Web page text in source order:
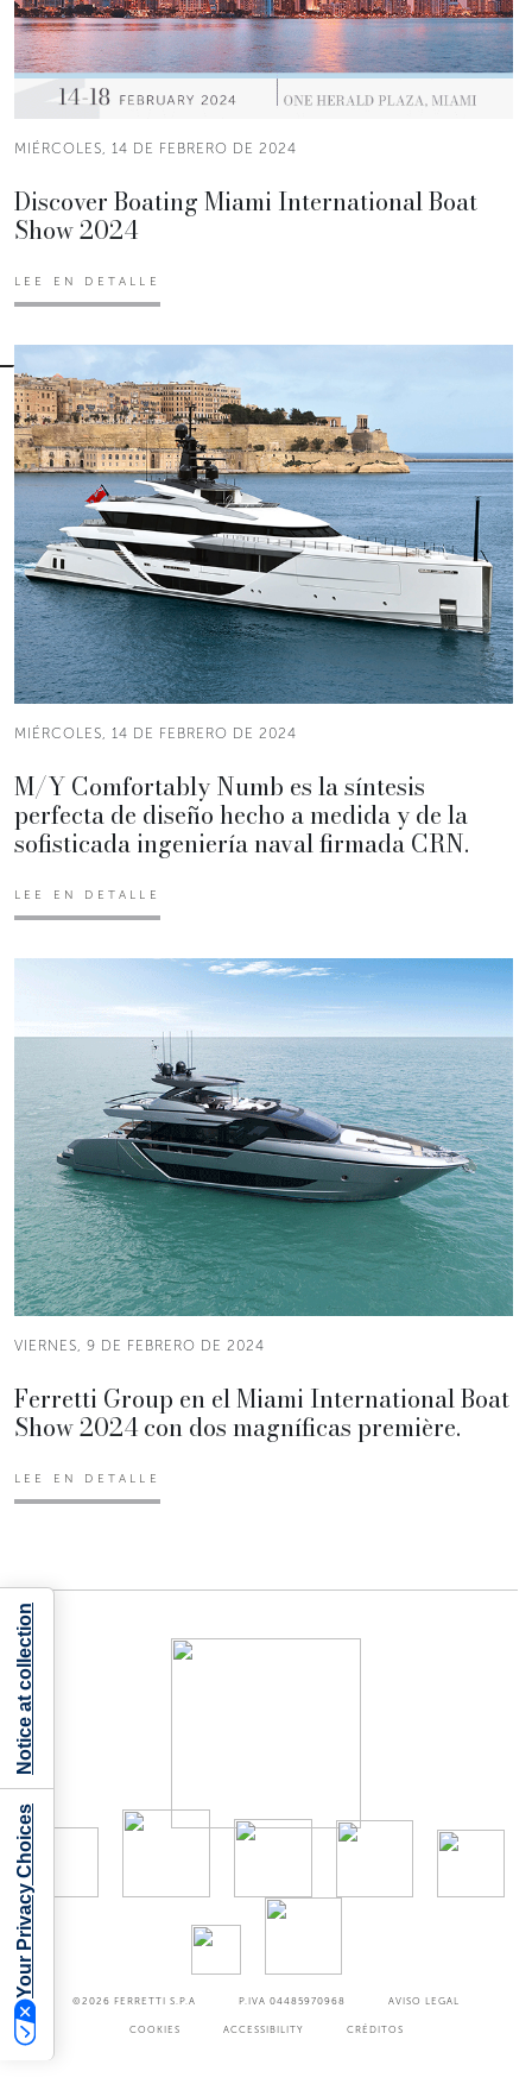
MIÉRCOLES, 14 DE FEBRERO DE 2024
Discover Boating Miami International Boat
Show 2024
LEE EN DETALLE
MIÉRCOLES, 14 DE FEBRERO DE 2024
M/Y Comfortably Numb es la síntesis
perfecta de diseño hecho a medida y de la
sofisticada ingeniería naval firmada CRN.
LEE EN DETALLE
VIERNES, 9 DE FEBRERO DE 2024
Ferretti Group en el Miami International Boat
Show 2024 con dos magníficas première.
LEE EN DETALLE
©2026 FERRETTI S.P.A P.IVA 04485970968 AVISO LEGAL
COOKIES ACCESSIBILITY CRÉDITOS
Your Privacy Choices
Notice at collection